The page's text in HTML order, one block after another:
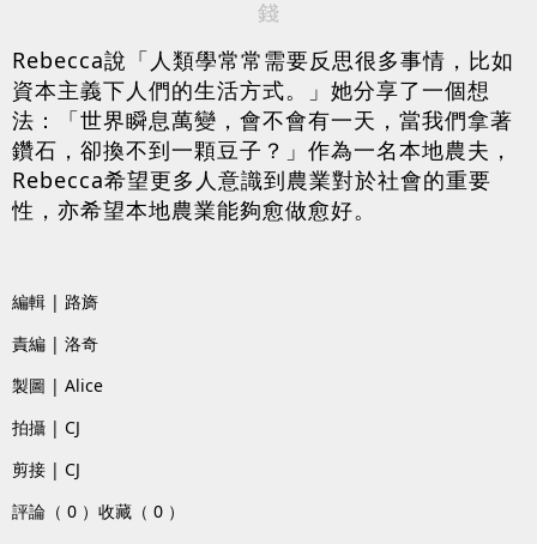
錢
Rebecca說「人類學常常需要反思很多事情，比如
資本主義下人們的生活方式。」她分享了一個想
法：「世界瞬息萬變，會不會有一天，當我們拿著
鑽石，卻換不到一顆豆子？」作為一名本地農夫，
Rebecca希望更多人意識到農業對於社會的重要
性，亦希望本地農業能夠愈做愈好。
編輯 | 路旖
責編 | 洛奇
製圖 | Alice
拍攝 | CJ
剪接 | CJ
評論（ 0 ） 收藏（ 0 ）